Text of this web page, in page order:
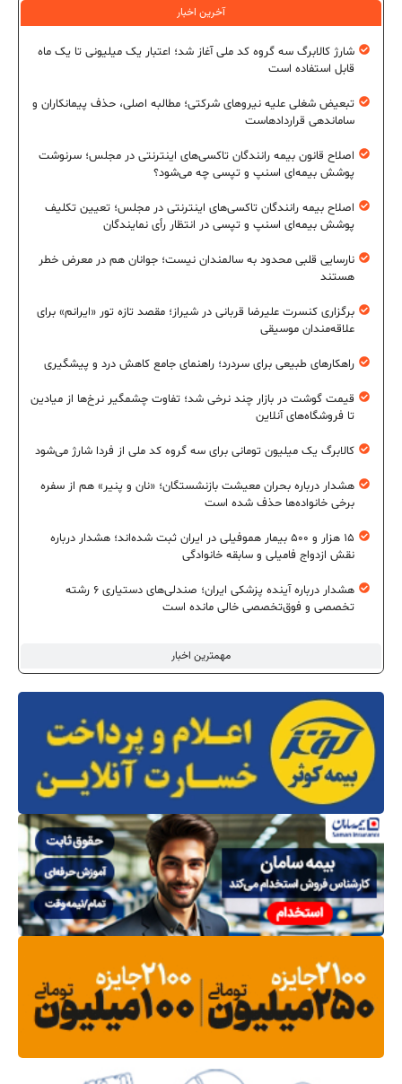
آخرین اخبار
مهمترین اخبار
شارژ کالابرگ سه گروه کد ملی آغاز شد؛ اعتبار یک میلیونی تا یک ماه
قابل استفاده است
تبعیض شغلی علیه نیروهای شرکتی؛ مطالبه اصلی، حذف پیمانکاران و
ساماندهی قراردادهاست
اصلاح قانون بیمه رانندگان تاکسی‌های اینترنتی در مجلس؛ سرنوشت
پوشش بیمه‌ای اسنپ و تپسی چه می‌شود؟
اصلاح بیمه رانندگان تاکسی‌های اینترنتی در مجلس؛ تعیین تکلیف
پوشش بیمه‌ای اسنپ و تپسی در انتظار رأی نمایندگان
نارسایی قلبی محدود به سالمندان نیست؛ جوانان هم در معرض خطر
هستند
برگزاری کنسرت علیرضا قربانی در شیراز؛ مقصد تازه تور «ایرانم» برای
علاقه‌مندان موسیقی
راهکارهای طبیعی برای سردرد؛ راهنمای جامع کاهش درد و پیشگیری
قیمت گوشت در بازار چند نرخی شد؛ تفاوت چشمگیر نرخ‌ها از میادین
تا فروشگاه‌های آنلاین
کالابرگ یک میلیون تومانی برای سه گروه کد ملی از فردا شارژ می‌شود
هشدار درباره بحران معیشت بازنشستگان؛ «نان و پنیر» هم از سفره
برخی خانواده‌ها حذف شده است
۱۵ هزار و ۵۰۰ بیمار هموفیلی در ایران ثبت شده‌اند؛ هشدار درباره
نقش ازدواج فامیلی و سابقه خانوادگی
هشدار درباره آینده پزشکی ایران؛ صندلی‌های دستیاری ۶ رشته
تخصصی و فوق‌تخصصی خالی مانده است